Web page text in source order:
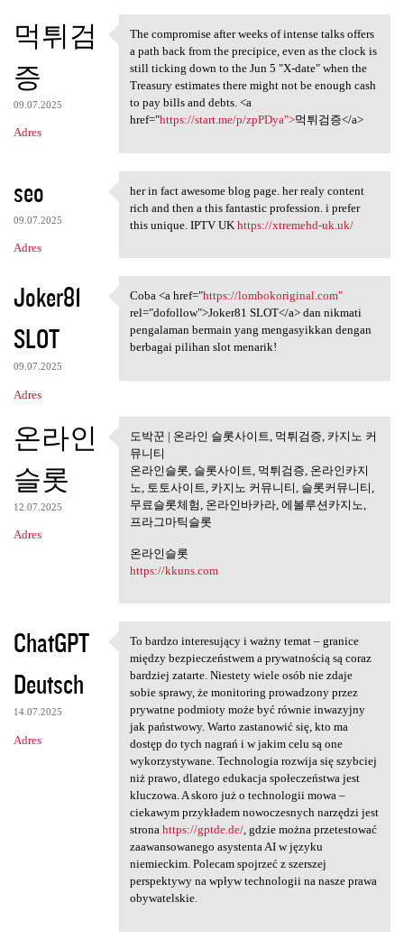
먹튀검
증
09.07.2025
Adres
The compromise after weeks of
The compromise after weeks of intense talks offers
a path back from the precipice, even as the clock is
still ticking down to the Jun 5 "X-date" when the
Treasury estimates there might not be enough cash
to pay bills and debts. <a
href="https://start.me/p/zpPDya">먹튀검증</a>
seo
09.07.2025
Adres
her in fact awesome blog page
her in fact awesome blog page. her realy content
rich and then a this fantastic profession. i prefer
this unique. IPTV UK https://xtremehd-uk.uk/
Joker81
SLOT
09.07.2025
Adres
Coba <a href="https:/
Coba <a href="https://lombokoriginal.com"
rel="dofollow">Joker81 SLOT</a> dan nikmati
pengalaman bermain yang mengasyikkan dengan
berbagai pilihan slot menarik!
온라인
슬롯
12.07.2025
Adres
도박꾼 | 온라인 슬롯사이트, 먹튀
검증, 카지노
도박꾼 | 온라인 슬롯사이트, 먹튀검증, 카지노 커
뮤니티
온라인슬롯, 슬롯사이트, 먹튀검증, 온라인카지
노, 토토사이트, 카지노 커뮤니티, 슬롯커뮤니티,
무료슬롯체험, 온라인바카라, 에볼루션카지노,
프라그마틱슬롯
온라인슬롯
https://kkuns.com
ChatGPT
Deutsch
14.07.2025
Adres
To bardzo interesujący i
To bardzo interesujący i ważny temat – granice
między bezpieczeństwem a prywatnością są coraz
bardziej zatarte. Niestety wiele osób nie zdaje
sobie sprawy, że monitoring prowadzony przez
prywatne podmioty może być równie inwazyjny
jak państwowy. Warto zastanowić się, kto ma
dostęp do tych nagrań i w jakim celu są one
wykorzystywane. Technologia rozwija się szybciej
niż prawo, dlatego edukacja społeczeństwa jest
kluczowa. A skoro już o technologii mowa –
ciekawym przykładem nowoczesnych narzędzi jest
strona https://gptde.de/, gdzie można przetestować
zaawansowanego asystenta AI w języku
niemieckim. Polecam spojrzeć z szerszej
perspektywy na wpływ technologii na nasze prawa
obywatelskie.